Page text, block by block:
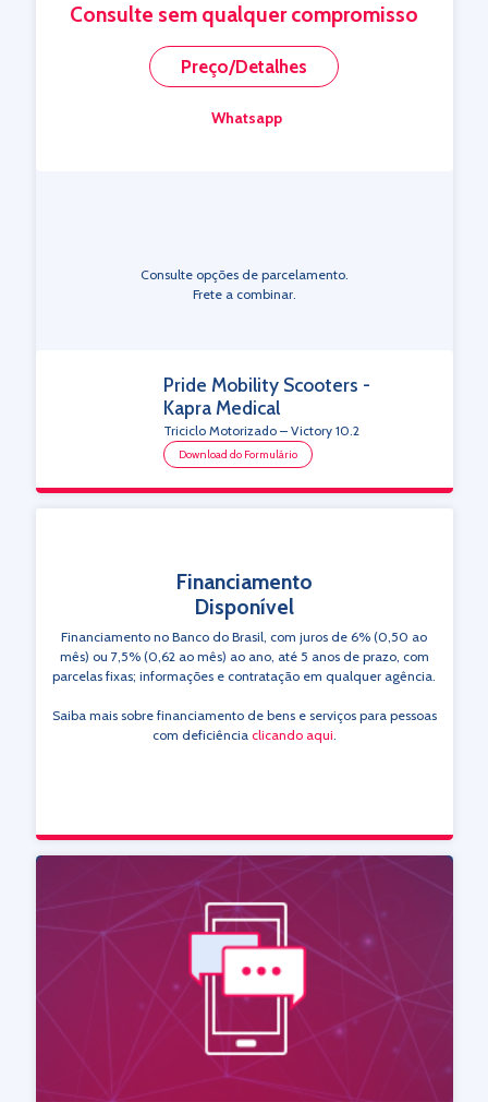
Consulte sem qualquer compromisso
Preço/Detalhes
Whatsapp
Consulte opções de parcelamento.
Frete a combinar.
Pride Mobility Scooters -
Kapra Medical
Triciclo Motorizado – Victory 10.2
Download do Formulário
Financiamento
Disponível
Financiamento no Banco do Brasil, com juros de 6% (0,50 ao
mês) ou 7,5% (0,62 ao mês) ao ano, até 5 anos de prazo, com
parcelas fixas; informações e contratação em qualquer agência.
Saiba mais sobre financiamento de bens e serviços para pessoas
com deficiência clicando aqui